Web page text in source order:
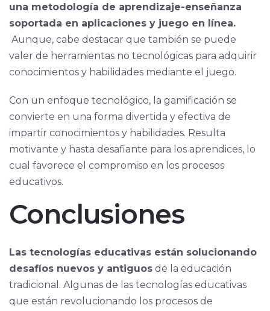
una metodología de aprendizaje-enseñanza
soportada en aplicaciones y juego en línea.
Aunque, cabe destacar que también se puede
valer de herramientas no tecnológicas para adquirir
conocimientos y habilidades mediante el juego.
Con un enfoque tecnológico, la gamificación se
convierte en una forma divertida y efectiva de
impartir conocimientos y habilidades. Resulta
motivante y hasta desafiante para los aprendices, lo
cual favorece el compromiso en los procesos
educativos.
Conclusiones
Las tecnologías educativas están solucionando
desafíos nuevos y antiguos de la educación
tradicional. Algunas de las tecnologías educativas
que están revolucionando los procesos de